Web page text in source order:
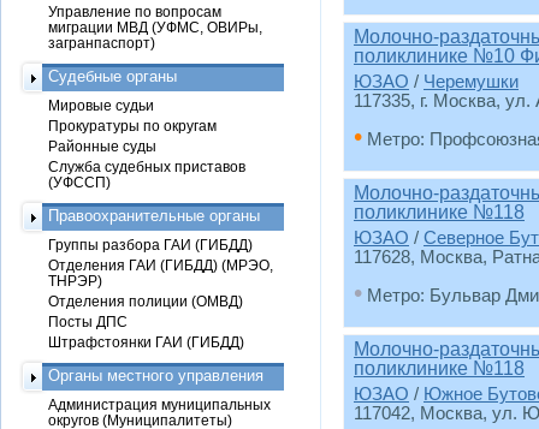
Молочно-
поликлинике №10
ЮЗАО / Черемушки
117335, г. Москва,
• Метро:
Молочно-
поликлинике №118
ЮЗАО / Северное
117628, Москва,
• Метро: Бульвар
Молочно-
поликлинике №118
ЮЗАО / Южное
117042, Москва, ул.
Управление по вопросам
миграции МВД (УФМС, ОВИРы,
загранпаспорт)
Судебные органы
Мировые судьи
Прокуратуры по округам
Районные суды
Служба судебных приставов
(УФССП)
Правоохранительные органы
Группы разбора ГАИ (ГИБДД)
Отделения ГАИ (ГИБДД) (МРЭО,
ТНРЭР)
Отделения полиции (ОМВД)
Посты ДПС
Штрафстоянки ГАИ (ГИБДД)
Органы местного управления
Администрация муниципальных
округов (Муниципалитеты)